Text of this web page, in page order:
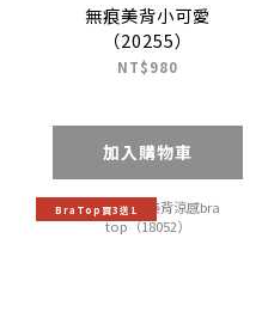
無痕美背小可愛
（20255）
NT$980
加入購物車
BraTop買3送1